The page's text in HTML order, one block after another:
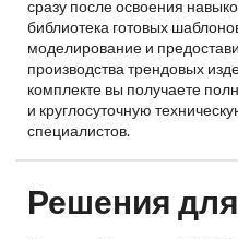
сразу после освоения
библиотека готовых
моделирование и
производства трендовых
комплекте вы получаете
и круглосуточную
специалистов.
Решения